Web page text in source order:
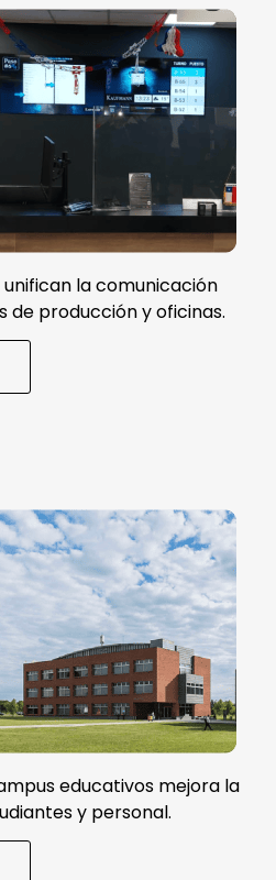
la comunicación
producción y oficinas.
educativos mejora la
y personal.